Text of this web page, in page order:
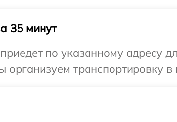
35 минут
по указанному адресу
организуем транспортировку